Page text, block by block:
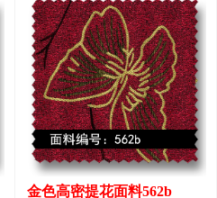
金色高密提花面料562b